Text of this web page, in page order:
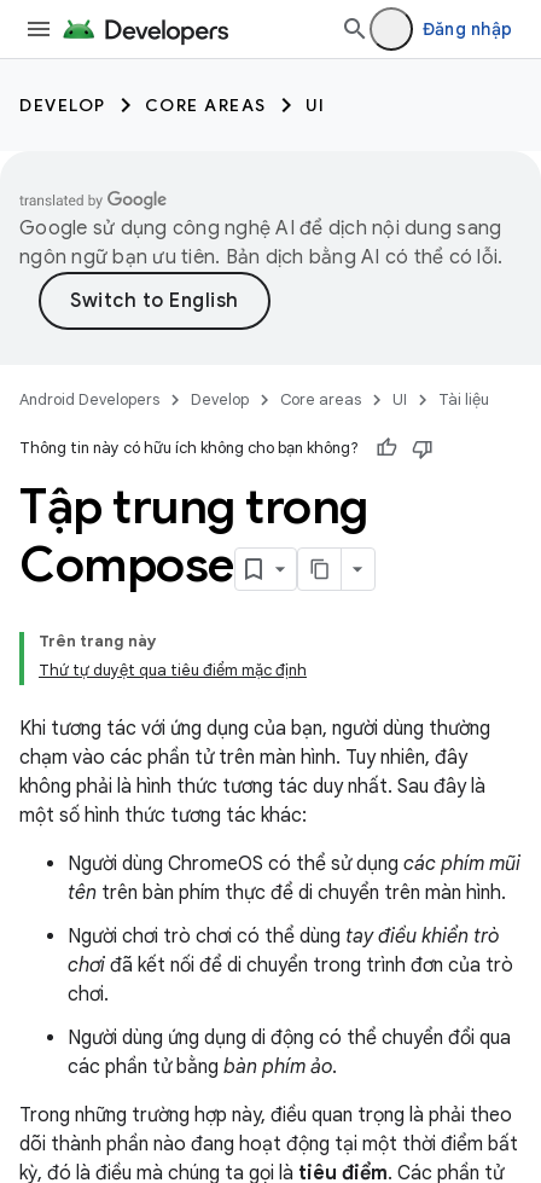
Đăng nhập
DEVELOP CORE AREAS UI
Google sử dụng công nghệ AI để dịch nội dung sang
ngôn ngữ bạn ưu tiên. Bản dịch bằng AI có thể có lỗi.
Android Developers Develop Core areas UI Tài liệu
Thông tin này có hữu ích không cho bạn không?
Tập trung trong
Compose
Trên trang này
Thứ tự duyệt qua tiêu điểm mặc định
Khi tương tác với ứng dụng của bạn, người dùng thường
chạm vào các phần tử trên màn hình. Tuy nhiên, đây
không phải là hình thức tương tác duy nhất. Sau đây là
một số hình thức tương tác khác:
Người dùng ChromeOS có thể sử dụng các phím mũi
tên trên bàn phím thực để di chuyển trên màn hình.
Người chơi trò chơi có thể dùng tay điều khiển trò
chơi đã kết nối để di chuyển trong trình đơn của trò
chơi.
Người dùng ứng dụng di động có thể chuyển đổi qua
các phần tử bằng bàn phím ảo.
Trong những trường hợp này, điều quan trọng là phải theo
dõi thành phần nào đang hoạt động tại một thời điểm bất
kỳ, đó là điều mà chúng ta gọi là tiêu điểm. Các phần tử